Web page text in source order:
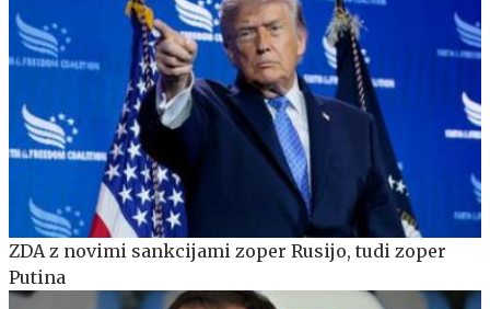
ZDA z novimi sankcijami zoper Rusijo, tudi zoper
Putina